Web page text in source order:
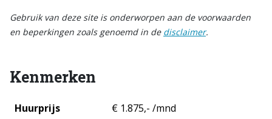
Gebruik van deze site is onderworpen aan de voorwaarden
en beperkingen zoals genoemd in de disclaimer.
Kenmerken
Huurprijs
€ 1.875,- /mnd